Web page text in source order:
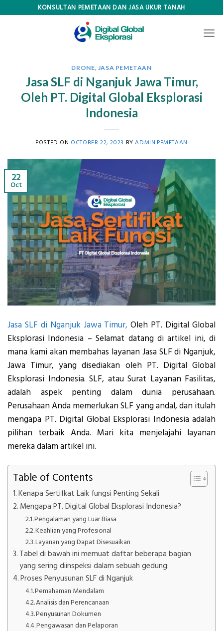
KONSULTAN PEMETAAN DAN JASA UKUR TANAH
DRONE, JASA PEMETAAN
Jasa SLF di Nganjuk Jawa Timur,
Oleh PT. Digital Global Eksplorasi
Indonesia
POSTED ON OCTOBER 22, 2023 BYADMIN.PEMETAAN
22
Oct
Jasa SLF di Nganjuk Jawa Timur, Oleh PT. Digital Global
Eksplorasi Indonesia – Selamat datang di artikel ini, di
mana kami akan membahas layanan Jasa SLF di Nganjuk,
Jawa Timur, yang disediakan oleh PT. Digital Global
Eksplorasi Indonesia. SLF, atau Surat Layanan Fasilitas,
adalah aspek penting dalam dunia perusahaan.
Perusahaan Anda memerlukan SLF yang andal, dan itulah
mengapa PT. Digital Global Eksplorasi Indonesia adalah
pilihan terbaik Anda. Mari kita menjelajahi layanan
mereka dalam artikel ini.
Table of Contents
Kenapa Sertifkat Laik fungsi Penting Sekali
Mengapa PT. Digital Global Eksplorasi Indonesia?
Pengalaman yang Luar Biasa
Keahlian yang Profesional
Layanan yang Dapat Disesuaikan
Tabel di bawah ini memuat daftar beberapa bagian
yang sering diinspeksi dalam sebuah gedung:
Proses Penyusunan SLF di Nganjuk
Pemahaman Mendalam
Analisis dan Perencanaan
Penyusunan Dokumen
Pengawasan dan Pelaporan